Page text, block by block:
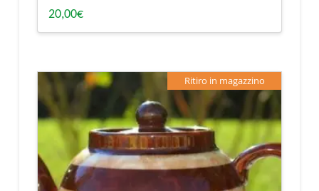
20,00€
Ritiro in magazzino